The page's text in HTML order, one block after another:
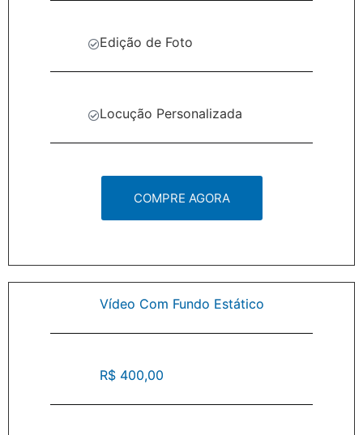
Edição de Foto
Locução Personalizada
COMPRE AGORA
Vídeo Com Fundo Estático
R$ 400,00